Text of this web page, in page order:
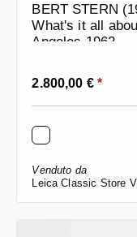
BERT STERN
What's it all
Angeles 1962
Prezzo normale:
2.800,00 €*
Venduto da
Leica Classic Store